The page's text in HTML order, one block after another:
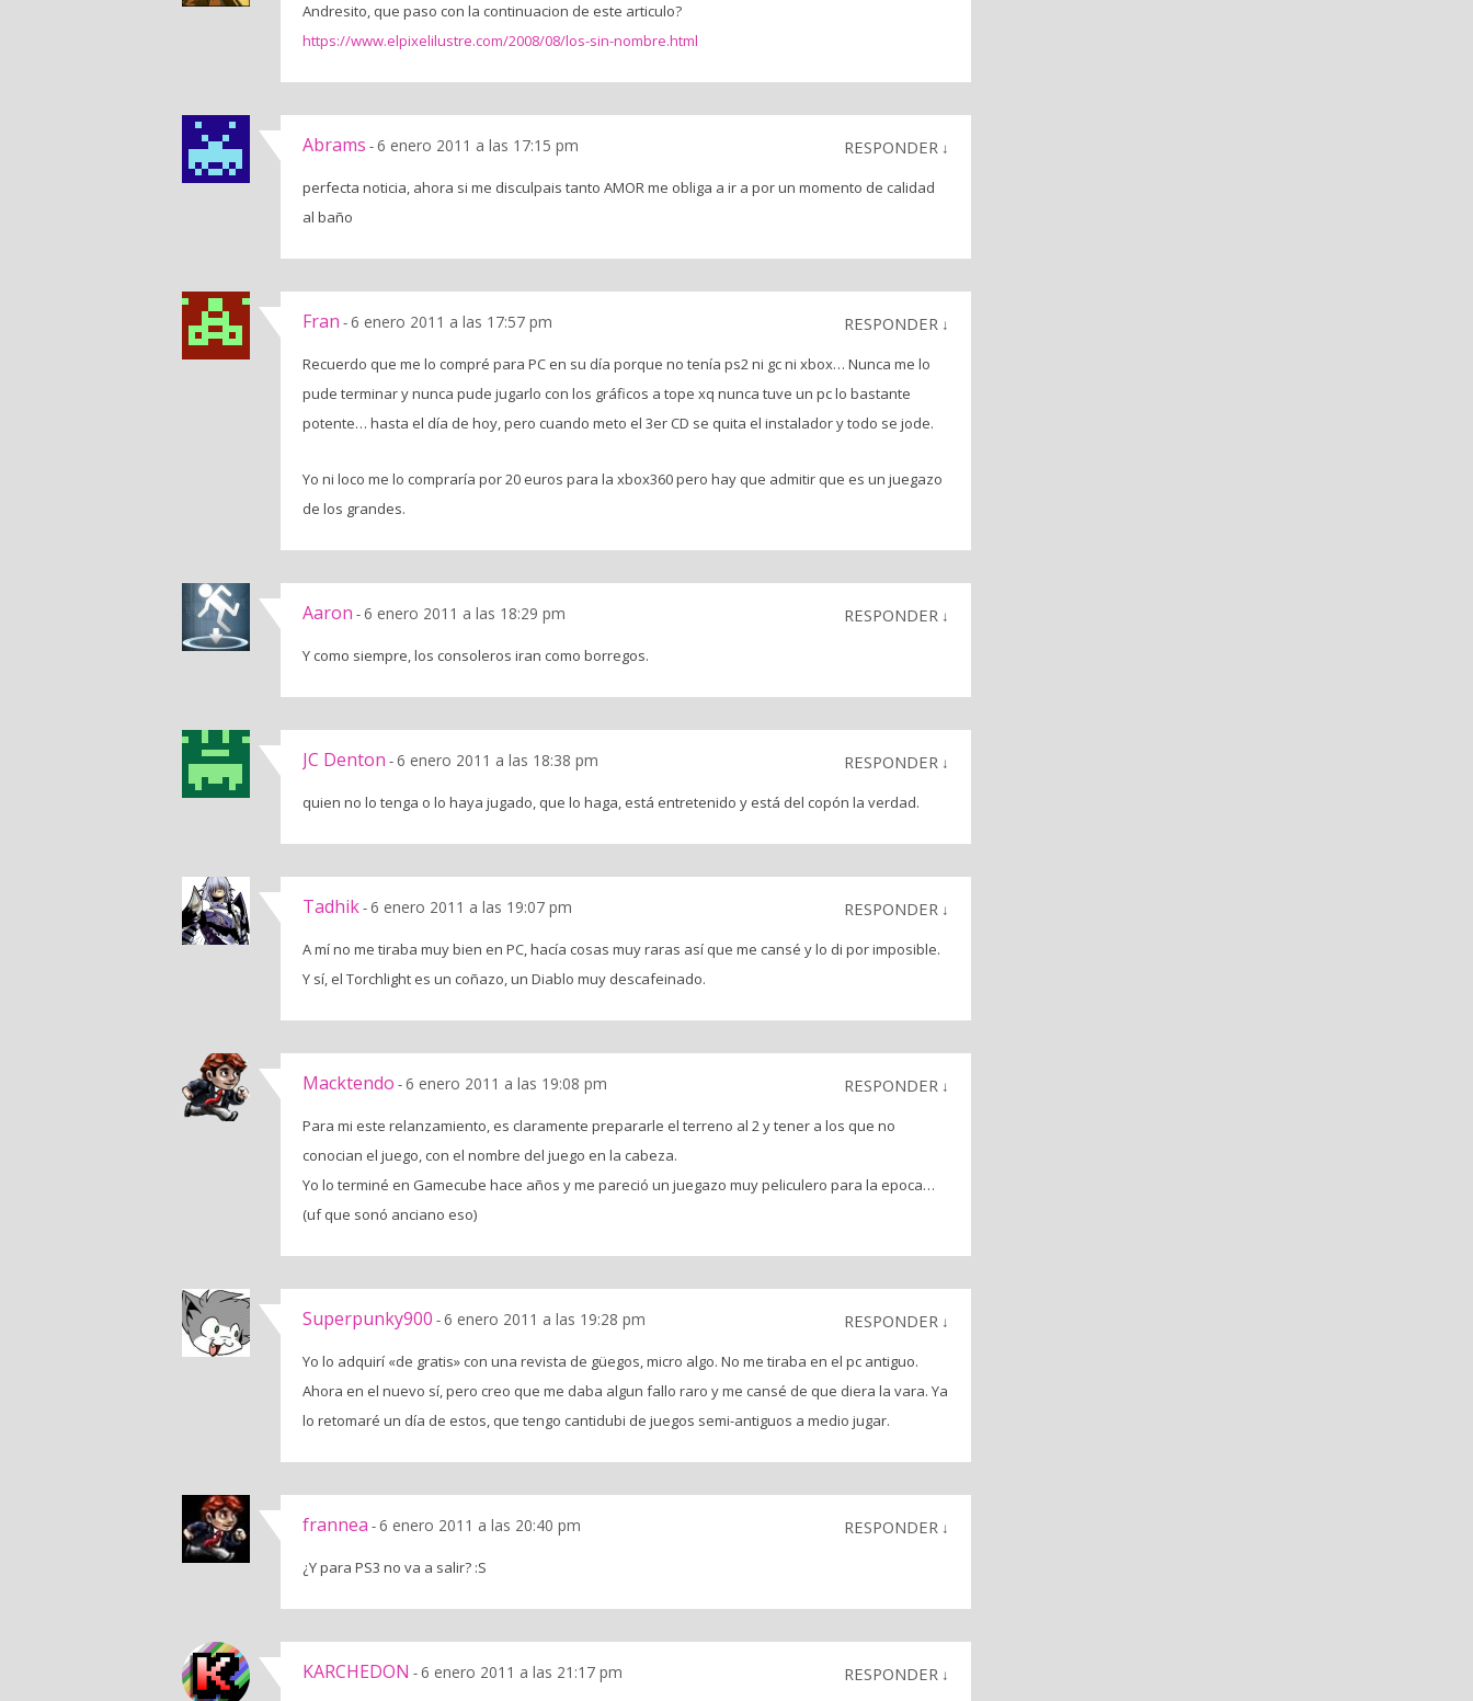
Andresito, que paso con la continuacion de este articulo?
https://www.elpixelilustre.com/2008/08/los-sin-nombre.html
Abrams -6 enero 2011 a las 17:15 pm RESPONDER ↓
perfecta noticia, ahora si me disculpais tanto AMOR me obliga a ir a por un momento de calidad
al baño
Fran -6 enero 2011 a las 17:57 pm RESPONDER ↓
Recuerdo que me lo compré para PC en su día porque no tenía ps2 ni gc ni xbox… Nunca me lo
pude terminar y nunca pude jugarlo con los gráficos a tope xq nunca tuve un pc lo bastante
potente… hasta el día de hoy, pero cuando meto el 3er CD se quita el instalador y todo se jode.
Yo ni loco me lo compraría por 20 euros para la xbox360 pero hay que admitir que es un juegazo
de los grandes.
Aaron -6 enero 2011 a las 18:29 pm RESPONDER ↓
Y como siempre, los consoleros iran como borregos.
JC Denton -6 enero 2011 a las 18:38 pm RESPONDER ↓
quien no lo tenga o lo haya jugado, que lo haga, está entretenido y está del copón la verdad.
Tadhik-6 enero 2011 a las 19:07 pm RESPONDER ↓
A mí no me tiraba muy bien en PC, hacía cosas muy raras así que me cansé y lo di por imposible.
Y sí, el Torchlight es un coñazo, un Diablo muy descafeinado.
Macktendo -6 enero 2011 a las 19:08 pm RESPONDER ↓
Para mi este relanzamiento, es claramente prepararle el terreno al 2 y tener a los que no
conocian el juego, con el nombre del juego en la cabeza.
Yo lo terminé en Gamecube hace años y me pareció un juegazo muy peliculero para la epoca…
(uf que sonó anciano eso)
Superpunky900 -6 enero 2011 a las 19:28 pm RESPONDER ↓
Yo lo adquirí «de gratis» con una revista de güegos, micro algo. No me tiraba en el pc antiguo.
Ahora en el nuevo sí, pero creo que me daba algun fallo raro y me cansé de que diera la vara. Ya
lo retomaré un día de estos, que tengo cantidubi de juegos semi-antiguos a medio jugar.
frannea -6 enero 2011 a las 20:40 pm RESPONDER ↓
¿Y para PS3 no va a salir? :S
KARCHEDON -6 enero 2011 a las 21:17 pm RESPONDER ↓